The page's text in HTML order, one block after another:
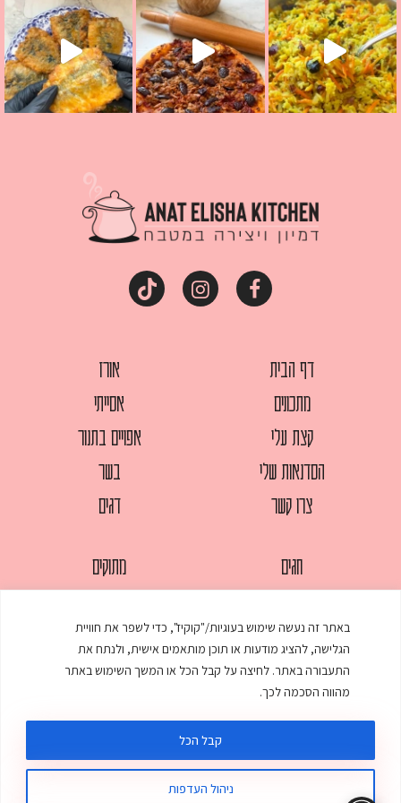
באתר זה נעשה שימוש בעוגיות/"קוקיז", כדי לשפר את חוויית
הגלישה, להציג מודעות או תוכן מותאמים אישית, ולנתח את
התעבורה באתר. לחיצה על קבל הכל או המשך השימוש באתר
מהווה הסכמה לכך.
ניהול העדפות
קבל הכל
דף הבית
מתכונים
קצת עלי
הסדנאות שלי
צרו קשר
אורז
אסייתי
אפויים בתנור
בשר
דגים
חגים
מאפים
ממולאים
מרקים
מתוקים
עוגות
עוף
© כל הזכויות שמורות לענת אלישע | עיצוב ובניית אתר